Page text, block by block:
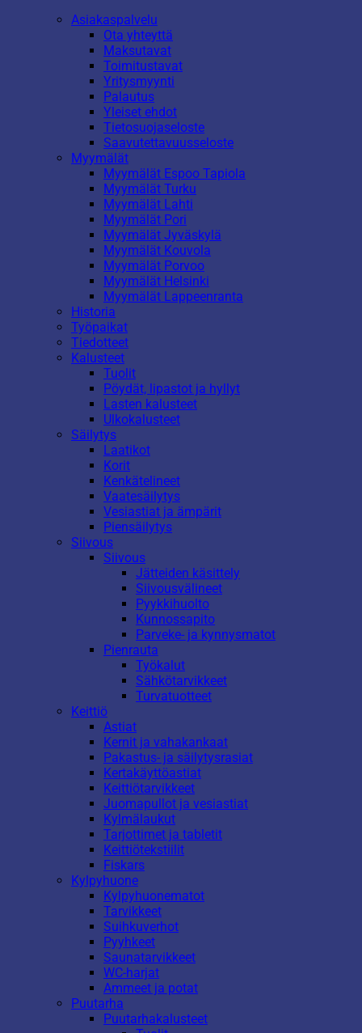
Asiakaspalvelu
Ota yhteyttä
Maksutavat
Toimitustavat
Yritysmyynti
Palautus
Yleiset ehdot
Tietosuojaseloste
Saavutettavuusseloste
Myymälät
Myymälät Espoo Tapiola
Myymälät Turku
Myymälät Lahti
Myymälät Pori
Myymälät Jyväskylä
Myymälät Kouvola
Myymälät Porvoo
Myymälät Helsinki
Myymälät Lappeenranta
Historia
Työpaikat
Tiedotteet
Kalusteet
Tuolit
Pöydät, lipastot ja hyllyt
Lasten kalusteet
Ulkokalusteet
Säilytys
Laatikot
Korit
Kenkätelineet
Vaatesäilytys
Vesiastiat ja ämpärit
Piensäilytys
Siivous
Siivous
Jätteiden käsittely
Siivousvälineet
Pyykkihuolto
Kunnossapito
Parveke- ja kynnysmatot
Pienrauta
Työkalut
Sähkötarvikkeet
Turvatuotteet
Keittiö
Astiat
Kernit ja vahakankaat
Pakastus- ja säilytysrasiat
Kertakäyttöastiat
Keittiötarvikkeet
Juomapullot ja vesiastiat
Kylmälaukut
Tarjottimet ja tabletit
Keittiötekstiilit
Fiskars
Kylpyhuone
Kylpyhuonematot
Tarvikkeet
Suihkuverhot
Pyyhkeet
Saunatarvikkeet
WC-harjat
Ammeet ja potat
Puutarha
Puutarhakalusteet